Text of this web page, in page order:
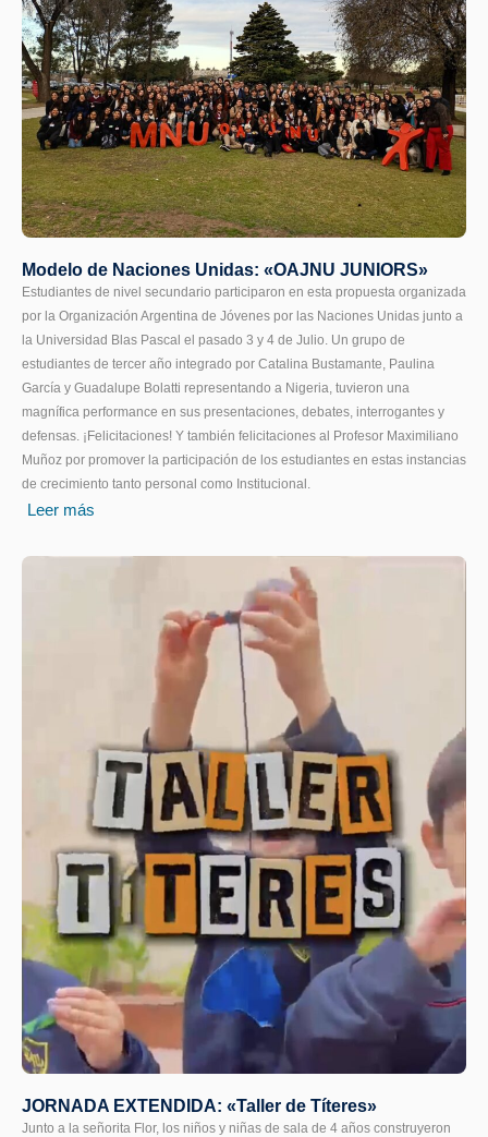
Modelo de Naciones Unidas: «OAJNU JUNIORS»
Estudiantes de nivel secundario participaron en esta propuesta organizada
por la Organización Argentina de Jóvenes por las Naciones Unidas junto a
la Universidad Blas Pascal el pasado 3 y 4 de Julio. Un grupo de
estudiantes de tercer año integrado por Catalina Bustamante, Paulina
García y Guadalupe Bolatti representando a Nigeria, tuvieron una
magnífica performance en sus presentaciones, debates, interrogantes y
defensas. ¡Felicitaciones! Y también felicitaciones al Profesor Maximiliano
Muñoz por promover la participación de los estudiantes en estas instancias
de crecimiento tanto personal como Institucional.
Leer más
JORNADA EXTENDIDA: «Taller de Títeres»
Junto a la señorita Flor, los niños y niñas de sala de 4 años construyeron